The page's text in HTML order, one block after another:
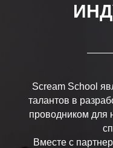
Scream School
талантов в
проводником для
Вместе с